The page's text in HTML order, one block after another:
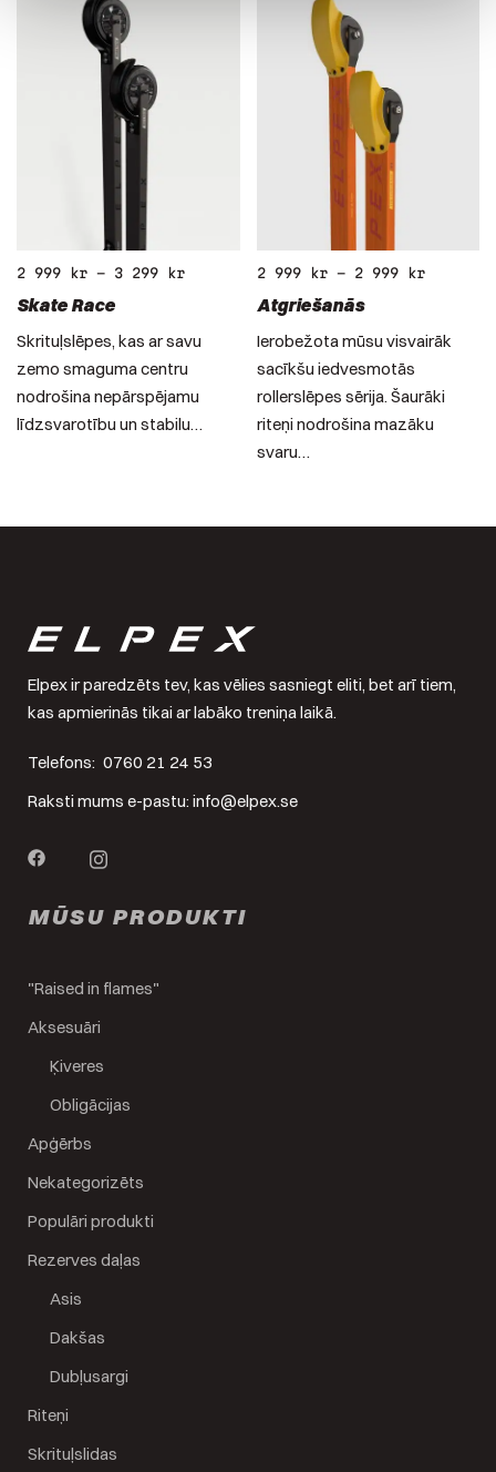
2 999 kr – 3 299 kr
Skate Race
Skrituļslēpes, kas ar savu
zemo smaguma centru
nodrošina nepārspējamu
līdzsvarotību un stabilu…
2 999 kr– 2 999 kr
Atgriešanās
Ierobežota mūsu visvairāk
sacīkšu iedvesmotās
rollerslēpes sērija. Šaurāki
riteņi nodrošina mazāku
svaru…
Elpex ir paredzēts tev, kas vēlies sasniegt eliti, bet arī tiem,
kas apmierinās tikai ar labāko treniņa laikā.
Telefons: 0760 21 24 53
Raksti mums e-pastu: info@elpex.se
MŪSU PRODUKTI
"Raised in flames"
Aksesuāri
Ķiveres
Obligācijas
Apģērbs
Nekategorizēts
Populāri produkti
Rezerves daļas
Asis
Dakšas
Dubļusargi
Riteņi
Skrituļslidas